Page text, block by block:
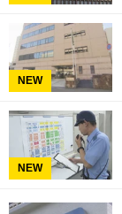
NEW
NEW